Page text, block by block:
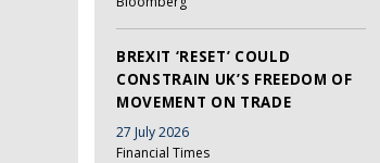
BREXIT ‘RESET’ COULD
CONSTRAIN UK’S FREEDOM OF
MOVEMENT ON TRADE
27 July 2026
Financial Times